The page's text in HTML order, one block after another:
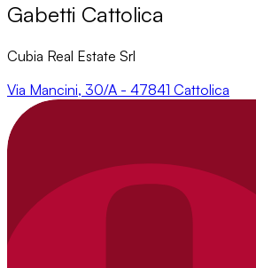
Gabetti Cattolica
Cubia Real Estate Srl
Via Mancini, 30/A - 47841 Cattolica